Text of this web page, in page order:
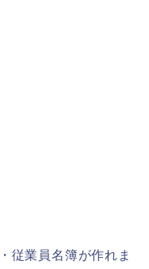
従業員名簿が作れま